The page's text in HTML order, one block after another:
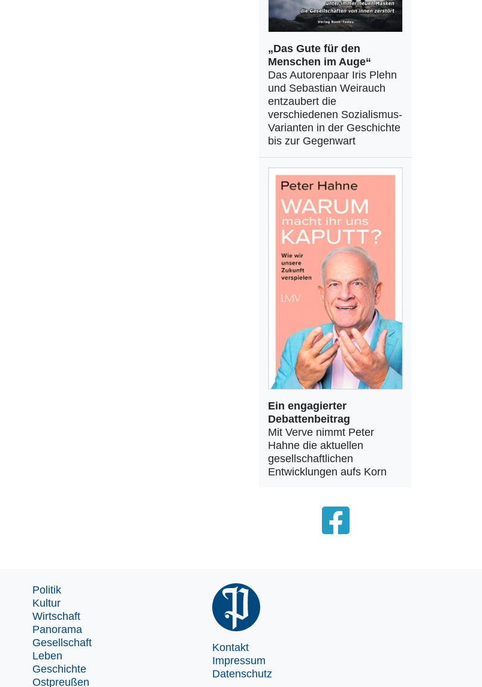
„Das Gute für den
Menschen im Auge“
Das Autorenpaar Iris Plehn
und Sebastian Weirauch
entzaubert die
verschiedenen Sozialismus-
Varianten in der Geschichte
bis zur Gegenwart
Ein engagierter
Debattenbeitrag
Mit Verve nimmt Peter
Hahne die aktuellen
gesellschaftlichen
Entwicklungen aufs Korn
Politik
Kultur
Wirtschaft
Panorama
Gesellschaft
Leben
Geschichte
Ostpreußen
Kontakt
Impressum
Datenschutz